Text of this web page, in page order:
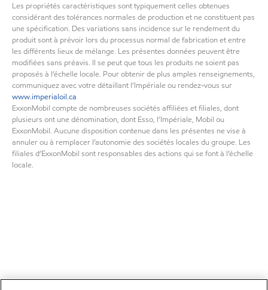
Les propriétés caractéristiques sont typiquement celles obtenues
considérant des tolérances normales de production et ne constituent pas
une spécification. Des variations sans incidence sur le rendement du
produit sont à prévoir lors du processus normal de fabrication et entre
les différents lieux de mélange. Les présentes données peuvent être
modifiées sans préavis. Il se peut que tous les produits ne soient pas
proposés à l’échelle locale. Pour obtenir de plus amples renseignements,
communiquez avec votre détaillant l’Impériale ou rendez-vous sur
www.imperialoil.ca
ExxonMobil compte de nombreuses sociétés affiliées et filiales, dont
plusieurs ont une dénomination, dont Esso, l’Impériale, Mobil ou
ExxonMobil. Aucune disposition contenue dans les présentes ne vise à
annuler ou à remplacer l’autonomie des sociétés locales du groupe. Les
filiales d’ExxonMobil sont responsables des actions qui se font à l’échelle
locale.